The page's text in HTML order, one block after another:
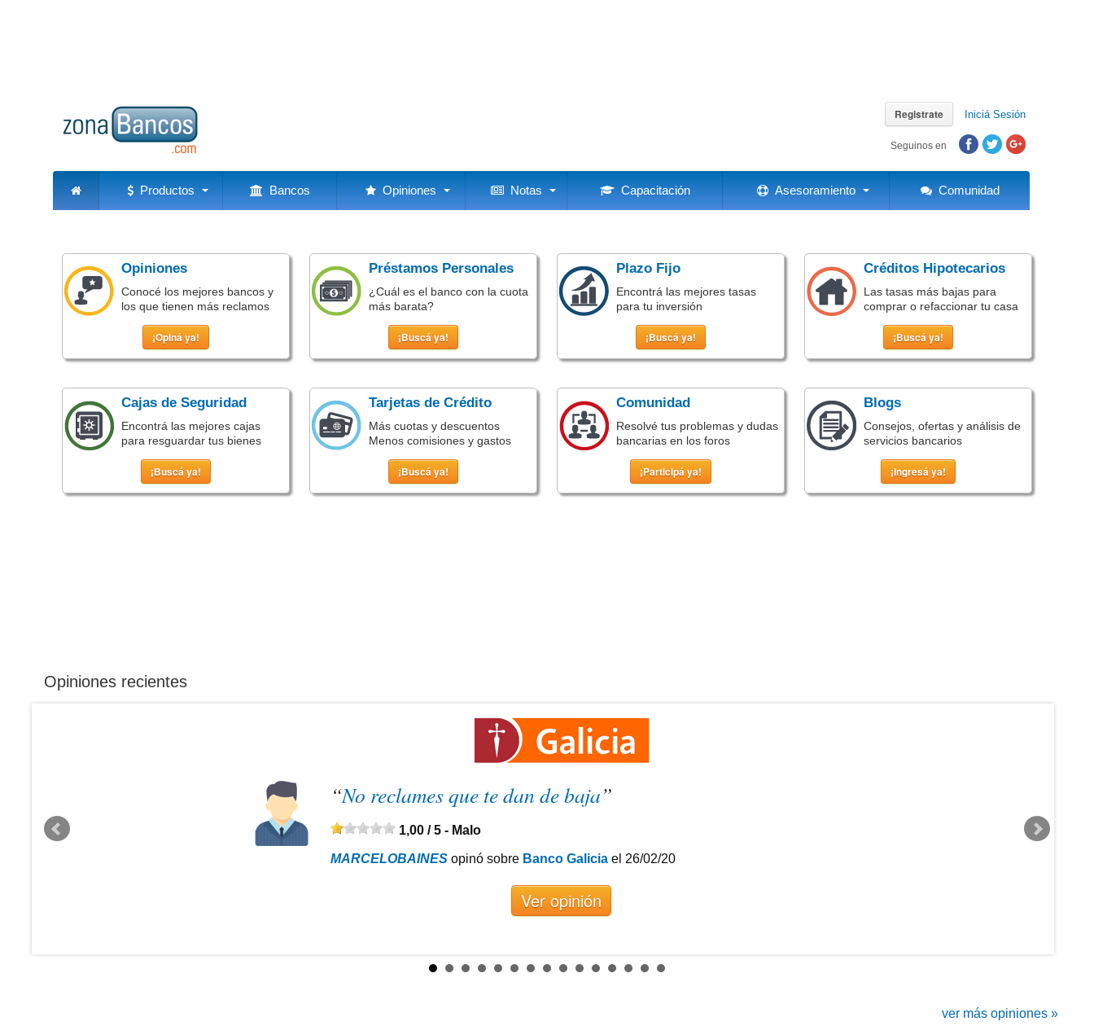
Registrate Iniciá Sesión
Seguinos en
Productos Bancos Opiniones Notas Capacitación Asesoramiento Comunidad
Opiniones
Conocé los mejores bancos y
los que tienen más reclamos
¡Opiná ya!
Préstamos Personales
¿Cuál es el banco con la cuota
más barata?
¡Buscá ya!
Plazo Fijo
Encontrá las mejores tasas
para tu inversión
¡Buscá ya!
Créditos Hipotecarios
Las tasas más bajas para
comprar o refaccionar tu casa
¡Buscá ya!
Cajas de Seguridad
Encontrá las mejores cajas
para resguardar tus bienes
¡Buscá ya!
Tarjetas de Crédito
Más cuotas y descuentos
Menos comisiones y gastos
¡Buscá ya!
Comunidad
Resolvé tus problemas y dudas
bancarias en los foros
¡Participá ya!
Blogs
Consejos, ofertas y análisis de
servicios bancarios
¡Ingresá ya!
Opiniones recientes
“No reclames que te dan de baja”
1,00 / 5 - Malo
MARCELOBAINESopinó sobre Banco Galiciael 26/02/20
Ver opinión
ver más opiniones »